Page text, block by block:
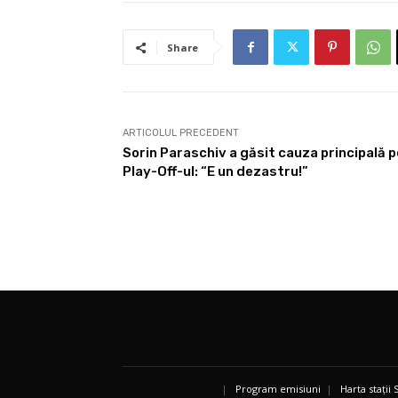
Share
ARTICOLUL PRECEDENT
Sorin Paraschiv a găsit cauza principală
Play-Off-ul: “E un dezastru!”
| Program emisiuni | Harta stații